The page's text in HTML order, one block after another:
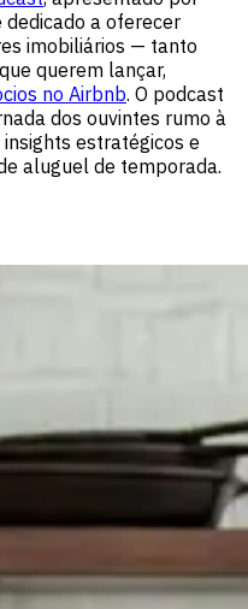
dedicado a oferecer
imobiliários — tanto
querem lançar,
no Airbnb. O podcast
dos ouvintes rumo à
estratégicos e
aluguel de temporada.